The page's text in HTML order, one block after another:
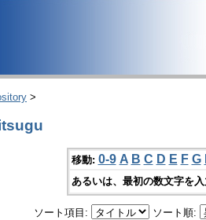
>
移動: 0-9 A B C D E F G
あるいは、最初の数文字を
ソート項目: ソート順: